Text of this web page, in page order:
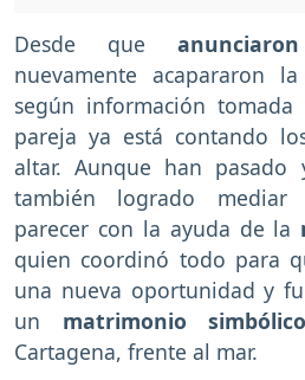
Desde que
nuevamente acapararon
según información
pareja ya está contando
altar. Aunque han
también logrado mediar
parecer con la ayuda de la
quien coordinó todo para
una nueva oportunidad y
un matrimonio simbólico
Cartagena, frente al mar.